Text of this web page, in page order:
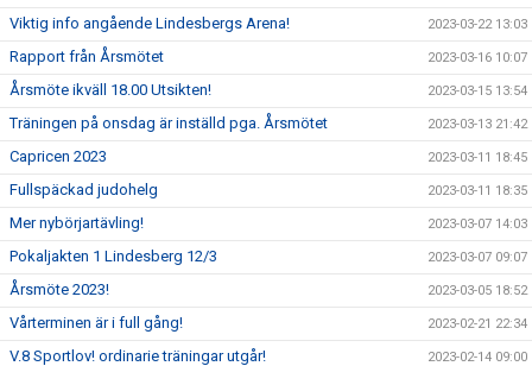
Viktig info angående Lindesbergs Arena! 2023-03-22 13:03
Rapport från Årsmötet 2023-03-16 10:07
Årsmöte ikväll 18.00 Utsikten! 2023-03-15 13:54
Träningen på onsdag är inställd pga. Årsmötet 2023-03-13 21:42
Capricen 2023 2023-03-11 18:45
Fullspäckad judohelg 2023-03-11 18:35
Mer nybörjartävling! 2023-03-07 14:03
Pokaljakten 1 Lindesberg 12/3 2023-03-07 09:07
Årsmöte 2023! 2023-03-05 18:52
Vårterminen är i full gång! 2023-02-21 22:34
V.8 Sportlov! ordinarie träningar utgår! 2023-02-14 09:00